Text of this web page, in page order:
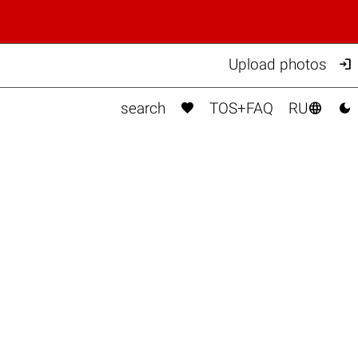
Upload photos 
search  TOS+FAQ RU 